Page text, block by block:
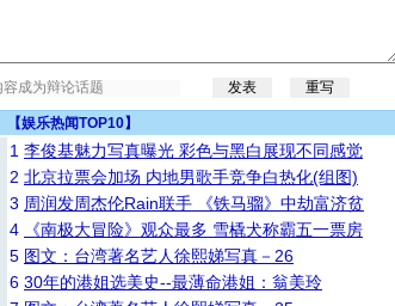
【娱乐热闻TOP10】
1 李俊基魅力写真曝光 彩色与黑白展现不同感觉
2 北京拉票会加场 内地男歌手竞争白热化(组图)
3 周润发周杰伦Rain联手 《铁马骝》中劫富济贫
4
《南极大冒险》观众最多 雪橇犬称霸五一票房
5 图文：台湾著名艺人徐熙娣写真－26
6 30年的港姐选美史--最薄命港姐：翁美玲